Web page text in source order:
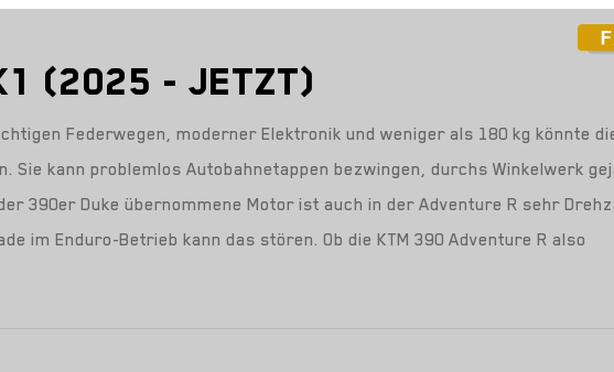
(2025 - JETZT)
Federwegen, moderner Elektronik und weniger als 180 kg könnte
kann problemlos Autobahnetappen bezwingen, durchs Winkelwerk
390er Duke übernommene Motor ist auch in der Adventure R sehr
im Enduro-Betrieb kann das stören. Ob die KTM 390 Adventure R also